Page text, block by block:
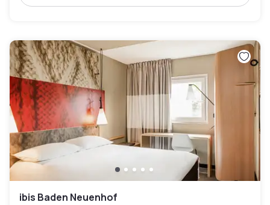
ibis Baden Neuenhof